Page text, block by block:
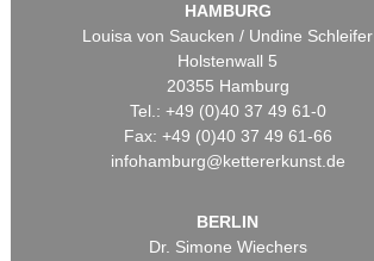
HAMBURG
Louisa von Saucken / Undine Schleifer
Holstenwall 5
20355 Hamburg
Tel.: +49 (0)40 37 49 61-0
Fax: +49 (0)40 37 49 61-66
infohamburg@kettererkunst.de
BERLIN
Dr. Simone Wiechers